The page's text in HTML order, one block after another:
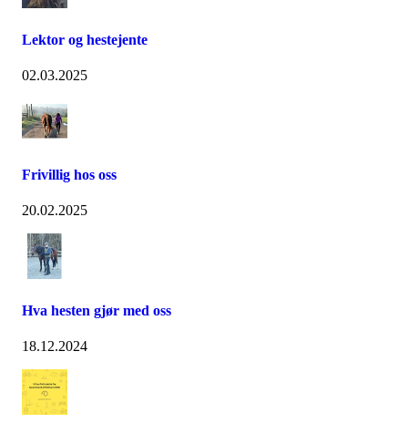
Lektor og hestejente
02.03.2025
Frivillig hos oss
20.02.2025
Hva hesten gjør med oss
18.12.2024